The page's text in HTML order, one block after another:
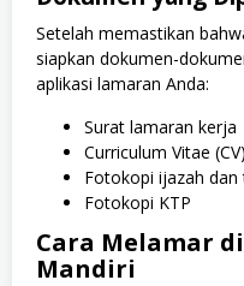
Setelah memastikan
siapkan dokumen-
aplikasi lamaran Anda:
Surat lamaran kerja
Curriculum Vitae
Fotokopi ijazah dan
Fotokopi KTP
Cara Melamar
Mandiri